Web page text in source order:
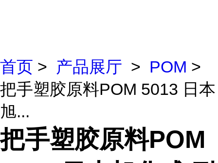
首页 > 产品展厅 > POM >
把手塑胶原料POM 5013 日本
旭...
把手塑胶原料POM